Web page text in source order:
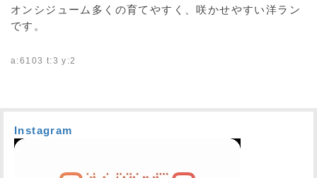
オンシジューム多くの育てやすく、咲かせやすい洋ラン
です。
a:6103 t:3 y:2
Instagram